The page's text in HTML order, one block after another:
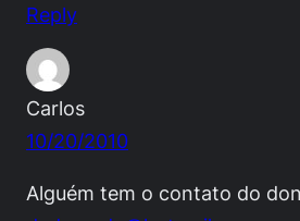
Reply
Carlos
10/20/2010
Alguém tem o contato do